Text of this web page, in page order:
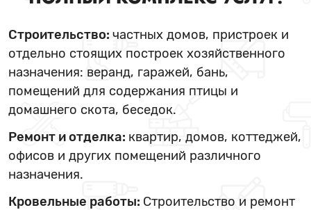
Строительство: частных домов, пристроек и
отдельно стоящих построек хозяйственного
назначения: веранд, гаражей, бань,
помещений для содержания птицы и
домашнего скота, беседок.
Ремонт и отделка: квартир, домов, коттеджей,
офисов и других помещений различного
назначения.
Кровельные работы: Строительство и ремонт